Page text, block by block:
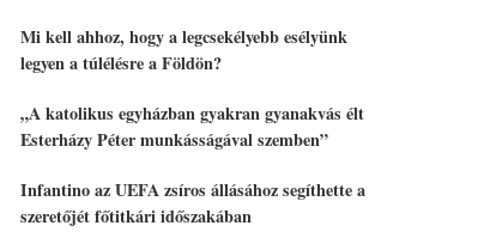
Mi kell ahhoz, hogy a legcsekélyebb esélyünk
legyen a túlélésre a Földön?
„A katolikus egyházban gyakran gyanakvás élt
Esterházy Péter munkásságával szemben”
Infantino az UEFA zsíros állásához segíthette a
szeretőjét főtitkári időszakában